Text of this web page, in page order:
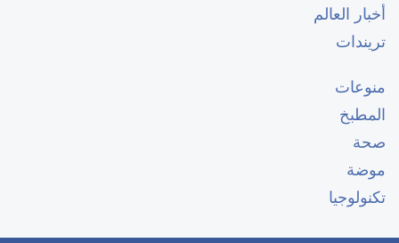
أخبار العالم
تريندات
منوعات
المطبخ
صحة
موضة
تكنولوجيا